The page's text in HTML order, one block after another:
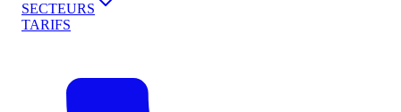
SECTEURS
TARIFS